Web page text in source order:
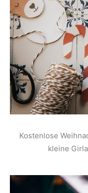
Kostenlose
kleine